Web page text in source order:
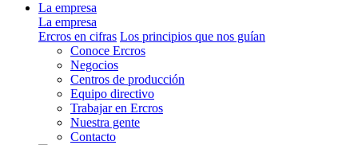
La empresa
La empresa
Ercros en cifras Los principios que nos guían
Conoce Ercros
Negocios
Centros de producción
Equipo directivo
Trabajar en Ercros
Nuestra gente
Contacto